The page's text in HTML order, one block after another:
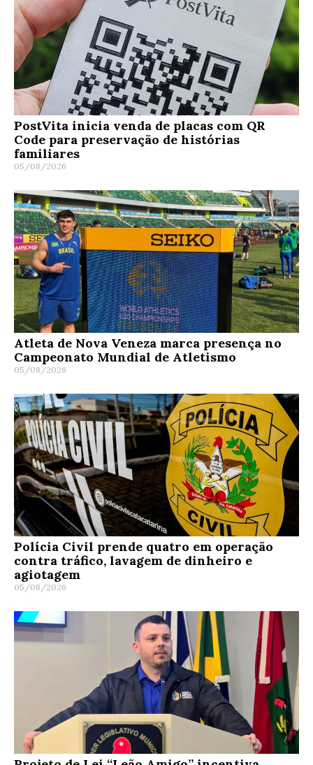
PostVita inicia venda de placas com QR
Code para preservação de histórias
familiares
05/08/2026
Atleta de Nova Veneza marca presença no
Campeonato Mundial de Atletismo
05/08/2026
Polícia Civil prende quatro em operação
contra tráfico, lavagem de dinheiro e
agiotagem
05/08/2026